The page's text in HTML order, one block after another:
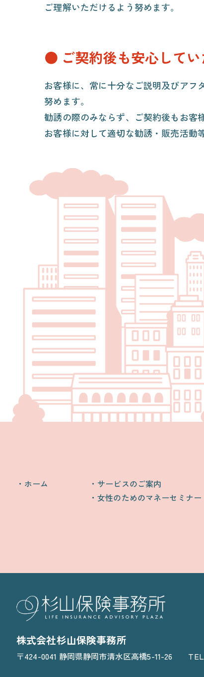
ご理解いただけるよう努めます。
ご契約後も安心して
お客様に、常に十分なご説明及びアフ
努めます。
勧誘の際のみならず、ご契約後もお客
お客様に対して適切な勧誘・販売活動
ホーム
サービスのご案内
女性のためのマネーセミナー
株式会社杉山保険事務所
〒424-0041 静岡県静岡市清水区高橋5-11-26